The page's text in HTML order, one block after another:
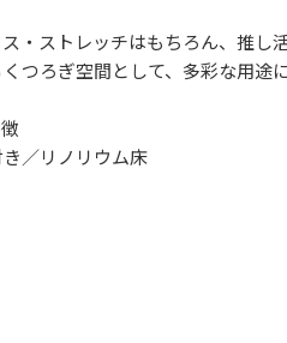
・ストレッチはもちろん、推し
つろぎ空間として、多彩な用途
き／リノリウム床
用可能
ピラティス